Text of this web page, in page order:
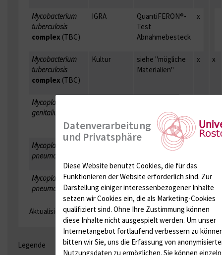
Mycobacterium
tuberculosis
complex (TBC)
IGRA
QuantiFERON®-
Test
Abnahmebesteck
x
Mycobacterium
tuberculosis
complex (TBC)
Kultur
siehe "mögliche
Materialien"
x x
Mycoplasmoides
genitalium
Urethraabstr.,
Erststr.-Ur.
Mycoplasmoides
pneumoniae
Mycoplasmoides
pneumoniae
PCR AWM x x
Aktualisiert: April 2026
Legende
Datenverarbeitung
und Privatsphäre
Diese Website benutzt Cookies, die für das
Funktionieren der Website erforderlich sind. Zur
Darstellung einiger interessenbezogener Inhalte
setzen wir Cookies ein, die als Marketing-Cookies
qualifiziert sind. Ohne Ihre Zustimmung können
diese Inhalte nicht ausgespielt werden. Um unser
Internetangebot fortlaufend verbessern zu
bitten wir Sie, uns die Erfassung von
Nutzungsdaten zu ermöglichen. Sie können einzeln